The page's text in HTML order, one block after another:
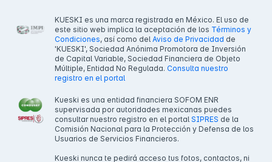
KUESKI es una marca registrada en México. El uso de
este sitio web implica la aceptación de los Términos y
Condiciones, así como del Aviso de Privacidad de
'KUESKI', Sociedad Anónima Promotora de Inversión
de Capital Variable, Sociedad Financiera de Objeto
Múltiple, Entidad No Regulada. Consulta nuestro
registro en el portal
Kueski es una entidad financiera SOFOM ENR
supervisada por autoridades mexicanas puedes
consultar nuestro registro en el portal SIPRES de la
Comisión Nacional para la Protección y Defensa de los
Usuarios de Servicios Financieros.
Kueski nunca te pedirá acceso tus fotos, contactos, ni